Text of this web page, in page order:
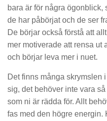
bara är för några ögonblick,
de har påbörjat och de ser
De börjar också förstå att
mer motiverade att rensa ut
och börjar leva mer i nuet.
Det finns många skrymslen
sig, det behöver inte vara
som ni är rädda för. Allt
fas med den högre